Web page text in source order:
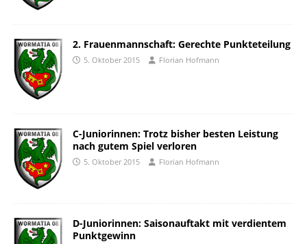
2. Frauenmannschaft: Gerechte Punkteteilung
5. Oktober 2015 Florian Hofmann
C-Juniorinnen: Trotz bisher besten Leistung
nach gutem Spiel verloren
5. Oktober 2015 Florian Hofmann
D-Juniorinnen: Saisonauftakt mit verdientem
Punktgewinn